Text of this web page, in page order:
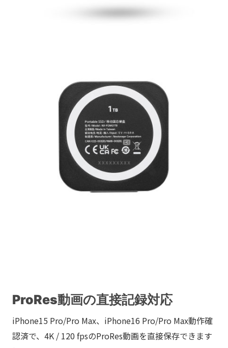
ProRes動画の直接記録対応
iPhone15 Pro/Pro Max、iPhone16 Pro/Pro Max動作確
認済で、4K / 120 fpsのProRes動画を直接保存できます